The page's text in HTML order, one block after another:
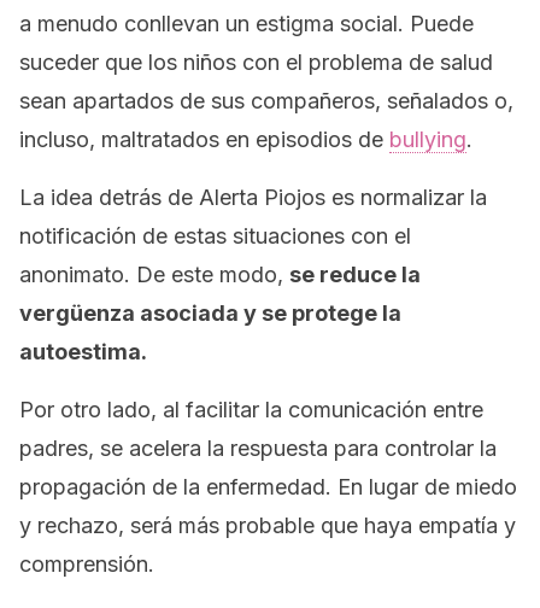
a menudo conllevan un estigma social. Puede
suceder que los niños con el problema de salud
sean apartados de sus compañeros, señalados o,
incluso, maltratados en episodios de bullying.
La idea detrás de Alerta Piojos es normalizar la
notificación de estas situaciones con el
anonimato. De este modo, se reduce la
vergüenza asociada y se protege la
autoestima.
Por otro lado, al facilitar la comunicación entre
padres, se acelera la respuesta para controlar la
propagación de la enfermedad. En lugar de miedo
y rechazo, será más probable que haya empatía y
comprensión.